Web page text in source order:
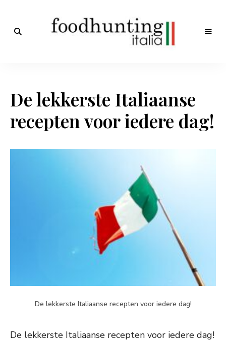
Italia
van
Italië!
beste
Italiaanse
recepten
De lekkerste Italiaanse
recepten voor iedere dag!
De lekkerste Italiaanse recepten voor iedere dag!
De lekkerste Italiaanse recepten voor iedere dag!